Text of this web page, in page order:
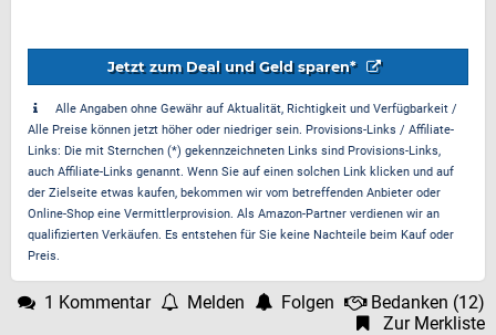
Jetzt zum Deal und Geld sparen*
Alle Angaben ohne Gewähr auf Aktualität, Richtigkeit und Verfügbarkeit /
Alle Preise können jetzt höher oder niedriger sein. Provisions-Links / Affiliate-
Links: Die mit Sternchen (*) gekennzeichneten Links sind Provisions-Links,
auch Affiliate-Links genannt. Wenn Sie auf einen solchen Link klicken und auf
der Zielseite etwas kaufen, bekommen wir vom betreffenden Anbieter oder
Online-Shop eine Vermittlerprovision. Als Amazon-Partner verdienen wir an
qualifizierten Verkäufen. Es entstehen für Sie keine Nachteile beim Kauf oder
Preis.
1 Kommentar Melden Folgen Bedanken (12)
Zur Merkliste